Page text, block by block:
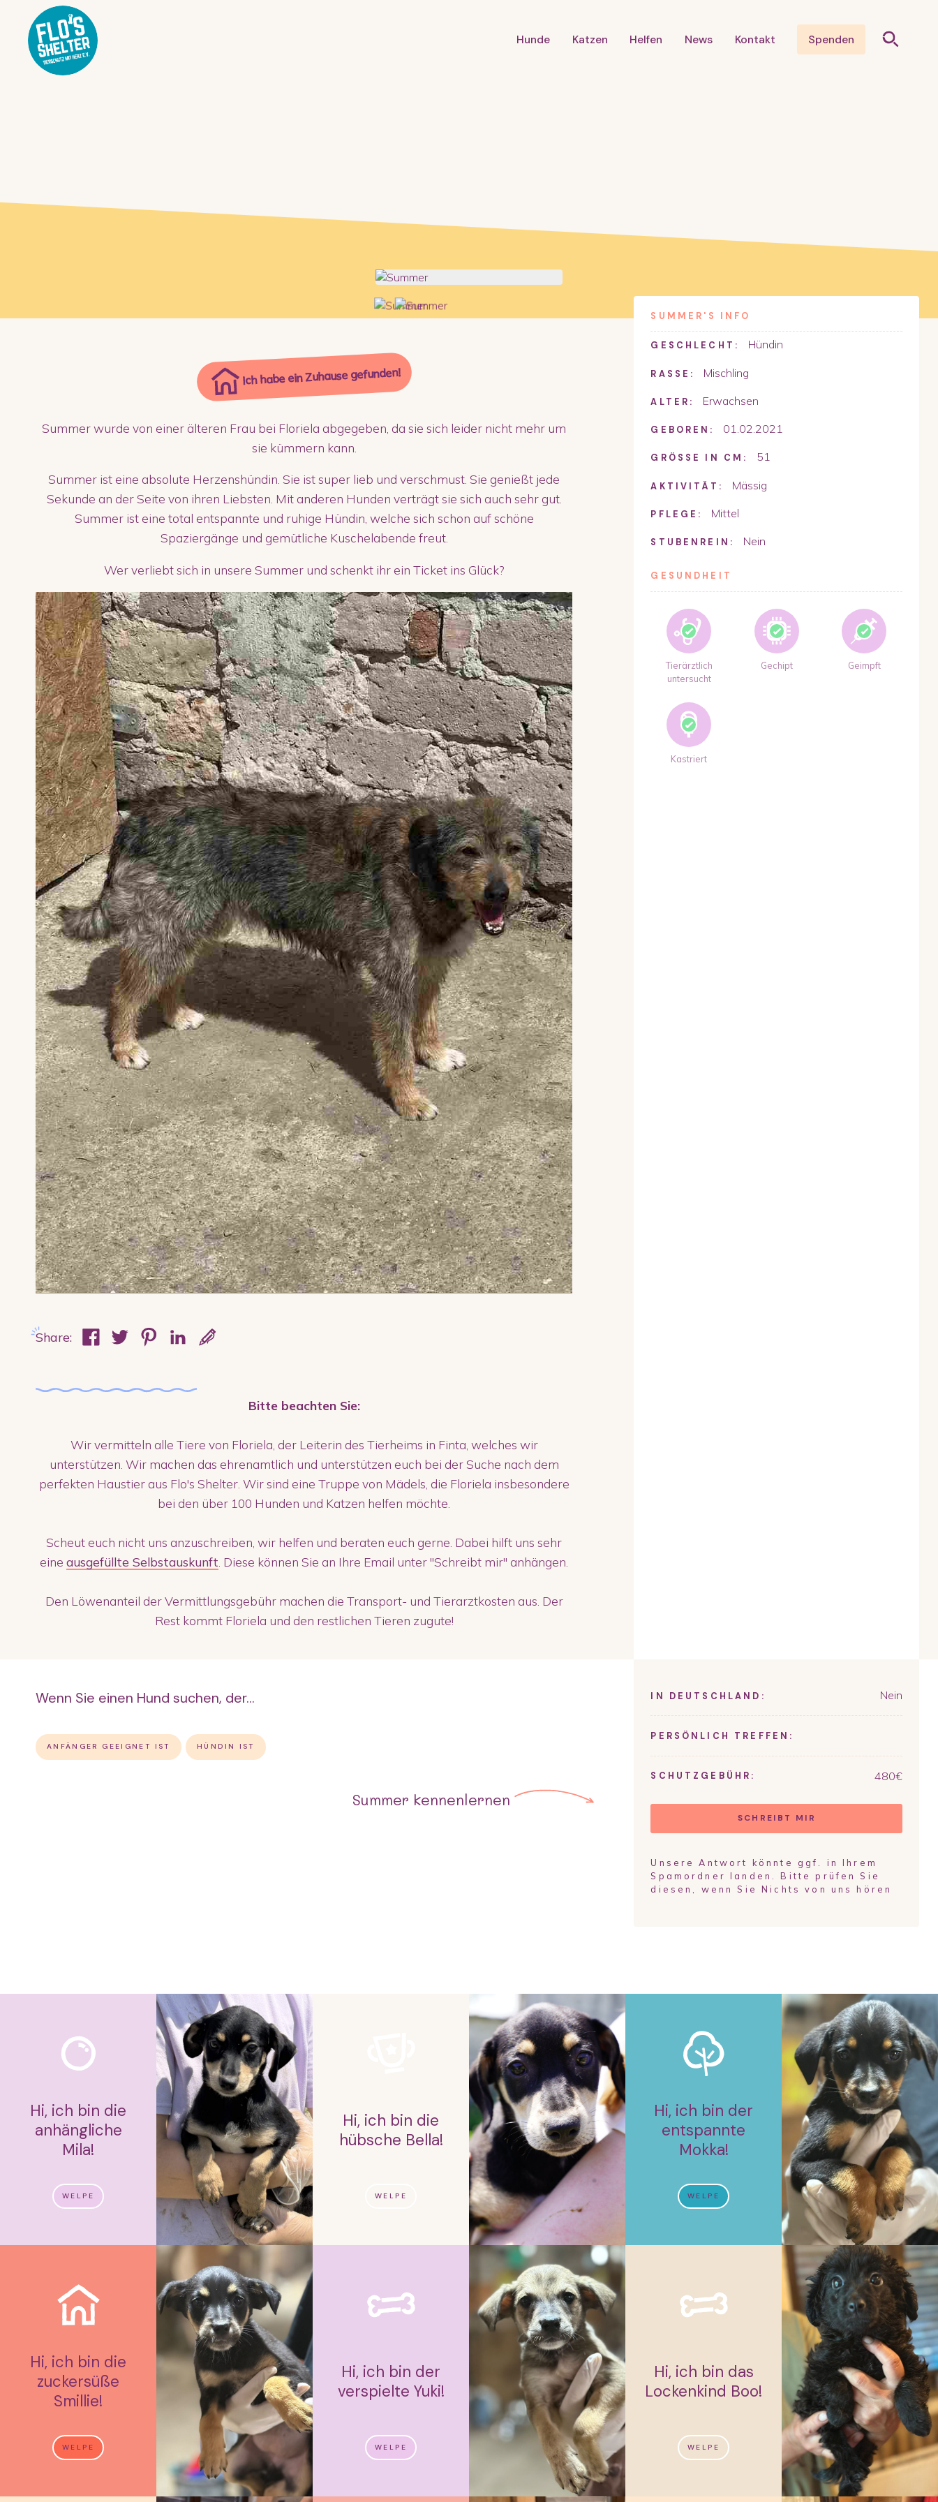
Hunde Katzen Helfen News Kontakt Spenden
Ich habe ein Zuhause gefunden!
Summer wurde von einer älteren Frau bei Floriela abgegeben, da sie sich leider nicht mehr um
sie kümmern kann.
Summer ist eine absolute Herzenshündin. Sie ist super lieb und verschmust. Sie genießt jede
Sekunde an der Seite von ihren Liebsten. Mit anderen Hunden verträgt sie sich auch sehr gut.
Summer ist eine total entspannte und ruhige Hündin, welche sich schon auf schöne
Spaziergänge und gemütliche Kuschelabende freut.
Wer verliebt sich in unsere Summer und schenkt ihr ein Ticket ins Glück?
Share:
Bitte beachten Sie:
Wir vermitteln alle Tiere von Floriela, der Leiterin des Tierheims in Finta, welches wir
unterstützen. Wir machen das ehrenamtlich und unterstützen euch bei der Suche nach dem
perfekten Haustier aus Flo's Shelter. Wir sind eine Truppe von Mädels, die Floriela insbesondere
bei den über 100 Hunden und Katzen helfen möchte.
Scheut euch nicht uns anzuschreiben, wir helfen und beraten euch gerne. Dabei hilft uns sehr
eineausgefüllte Selbstauskunft . Diese können Sie an Ihre Email unter "Schreibt mir" anhängen.
Den Löwenanteil der Vermittlungsgebühr machen die Transport- und Tierarztkosten aus. Der
Rest kommt Floriela und den restlichen Tieren zugute!
SUMMER 'S INFO
GESCHLECHT: Hündin
RASSE: Mischling
ALTER: Erwachsen
GEBOREN: 01.02.2021
GRÖSSE IN CM: 51
AKTIVITÄT: Mässig
PFLEGE: Mittel
STUBENREIN: Nein
GESUNDHEIT
Tierärztlich
untersucht
Gechipt Geimpft
Kastriert
Wenn Sie einen Hund suchen, der...
ANFÄNGER GEEIGNET IST HÜNDIN IST
Summer kennenlernen
IN DEUTSCHLAND: Nein
PERSÖNLICH TREFFEN:
SCHUTZGEBÜHR: 480€
SCHREIBT MIR
Unsere Antwort könnte ggf. in Ihrem
Spamordner landen. Bitte prüfen Sie
diesen, wenn Sie Nichts von uns hören
Hi, ich bin die
anhängliche
Mila!
WELPE
Hi, ich bin die
hübsche Bella!
WELPE
Hi, ich bin der
entspannte
Mokka!
WELPE
Hi, ich bin die
zuckersüße
Smillie!
WELPE
Hi, ich bin der
verspielte Yuki!
WELPE
Hi, ich bin das
Lockenkind Boo!
WELPE